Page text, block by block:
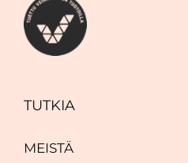
TUTKIA
MEISTÄ